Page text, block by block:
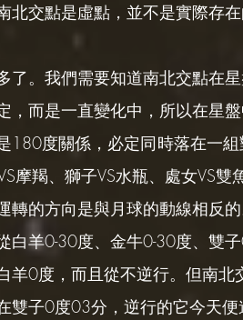
交點是虛點，並不是實際存在
了。我們需要知道南北交點在星
，而是一直變化中，所以在星
180度關係，必定同時落在一組
摩羯、獅子VS水瓶、處女VS雙
轉的方向是與月球的動線相反
白羊0-30度、金牛0-30度、
羊0度，而且從不逆行。但南
雙子0度03分，逆行的它今天